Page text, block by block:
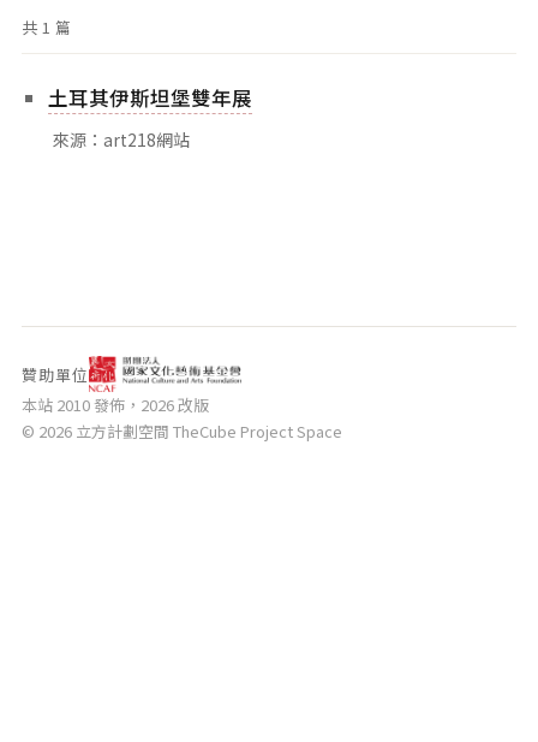
專題
索引
關鍵字
出版品
共 1 篇
土耳其伊斯坦堡雙年展
來源：art218網站
贊助單位
本站 2010 發佈，2026 改版
© 2026 立方計劃空間 TheCube Project Space